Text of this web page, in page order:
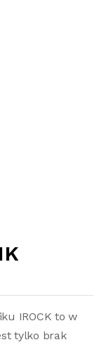
IROCK to w
tylko brak